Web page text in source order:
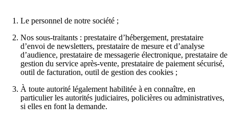
Le personnel de notre société ;
Nos sous-traitants : prestataire d’hébergement, prestataire
d’envoi de newsletters, prestataire de mesure et d’analyse
d’audience, prestataire de messagerie électronique, prestataire de
gestion du service après-vente, prestataire de paiement sécurisé,
outil de facturation, outil de gestion des cookies ;
À toute autorité légalement habilitée à en connaître, en
particulier les autorités judiciaires, policières ou administratives,
si elles en font la demande.